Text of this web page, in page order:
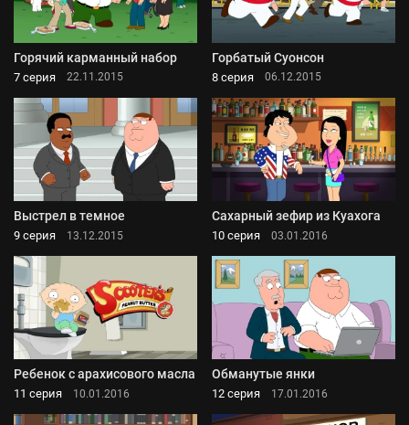
Горячий карманный набор
7 серия 22.11.2015
Горбатый Суонсон
8 серия 06.12.2015
Выстрел в темное
9 серия 13.12.2015
Сахарный зефир из Куахога
10 серия 03.01.2016
Ребенок с арахисового масла
11 серия 10.01.2016
Обманутые янки
12 серия 17.01.2016